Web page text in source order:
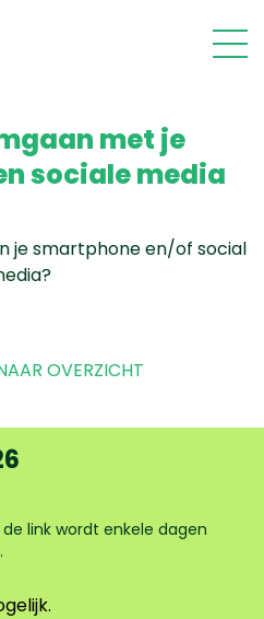
met je
sociale media
je smartphone en/of social
OVERZICHT
link wordt enkele dagen